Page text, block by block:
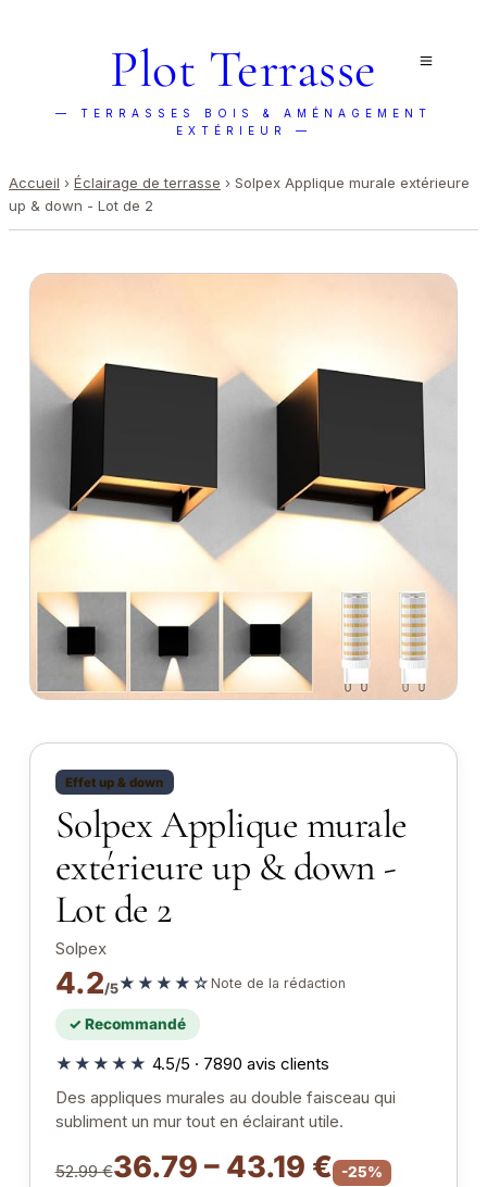
Plot Terrasse
— TERRASSES BOIS & AMÉNAGEMENT
EXTÉRIEUR —
Accueil › Éclairage de terrasse › Solpex Applique murale extérieure
up & down - Lot de 2
Effet up & down
Solpex Applique murale
extérieure up & down -
Lot de 2
Solpex
4.2/5★★★★☆ Note de la rédaction
✓ Recommandé
★★★★★ 4.5/5 · 7890 avis clients
Des appliques murales au double faisceau qui
subliment un mur tout en éclairant utile.
52.99 €36.79 – 43.19 € -25%